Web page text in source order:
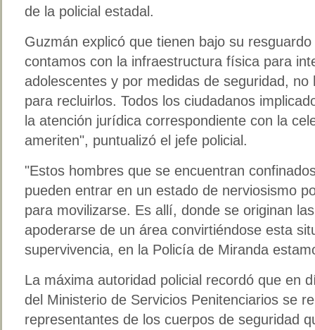
de la policial estadal.
Guzmán explicó que tienen bajo su
contamos con la infraestructura física para
adolescentes y por medidas de seguridad,
para recluirlos. Todos los ciudadanos
la atención jurídica correspondiente con la
ameriten", puntualizó el jefe policial.
"Estos hombres que se encuentran
pueden entrar en un estado de nerviosismo
para movilizarse. Es allí, donde se originan
apoderarse de un área convirtiéndose esta
supervivencia, en la Policía de Miranda
La máxima autoridad policial recordó que en
del Ministerio de Servicios Penitenciarios se
representantes de los cuerpos de seguridad